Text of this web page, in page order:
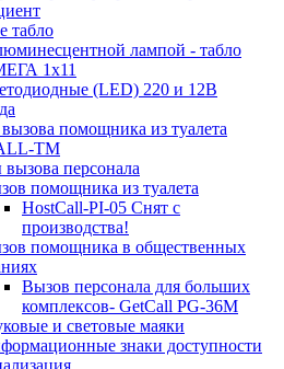
табло
лампой - табло
1х11
(LED) 220 и 12В
помощника из туалета
TM
персонала
помощника из туалета
HostCall-PI-05 Снят с
производства!
помощника в общественных
Вызов персонала для больших
комплексов- GetCall PG-36M
и световые маяки
знаки доступности